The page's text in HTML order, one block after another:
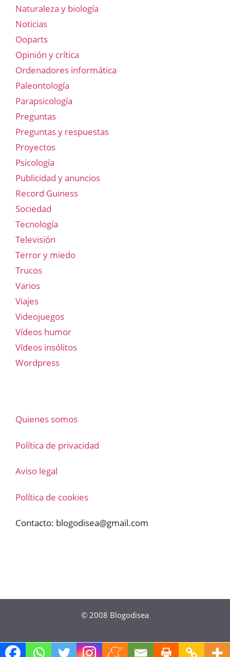
Naturaleza y biología
Noticias
Ooparts
Opinión y crítica
Ordenadores informática
Paleontología
Parapsicología
Preguntas
Preguntas y respuestas
Proyectos
Psicología
Publicidad y anuncios
Record Guiness
Sociedad
Tecnología
Televisión
Terror y miedo
Trucos
Varios
Viajes
Videojuegos
Vídeos humor
Vídeos insólitos
Wordpress
Quienes somos
Política de privacidad
Aviso legal
Política de cookies
Contacto: blogodisea@gmail.com
© 2008 Blogodisea